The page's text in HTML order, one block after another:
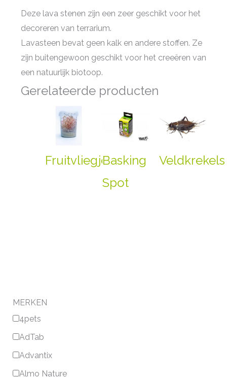
Deze lava stenen zijn een zeer geschikt voor het
decoreren van terrarium.
Lavasteen bevat geen kalk en andere stoffen. Ze
zijn buitengewoon geschikt voor het creeëren van
een natuurlijk biotoop.
Gerelateerde producten
FruitvliegjesBasking
Spot
Veldkrekels
MERKEN
4pets
AdTab
Advantix
Almo Nature